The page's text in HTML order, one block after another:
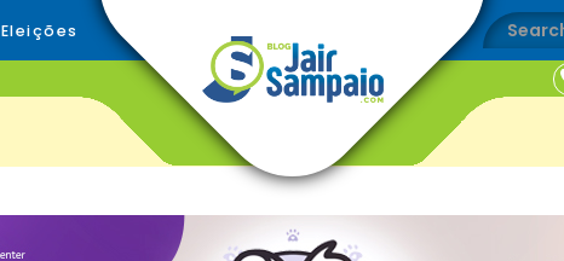
Eleições